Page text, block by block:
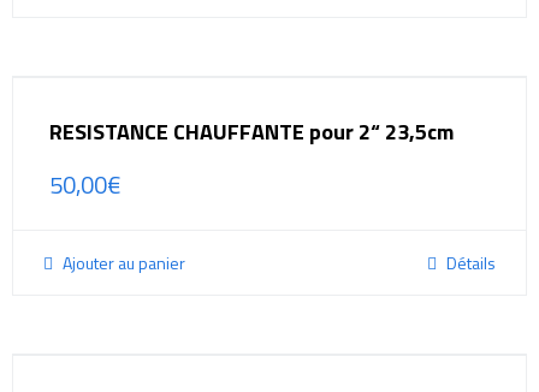
RESISTANCE CHAUFFANTE pour 2“ 23,5cm
50,00€
Ajouter au panier Détails